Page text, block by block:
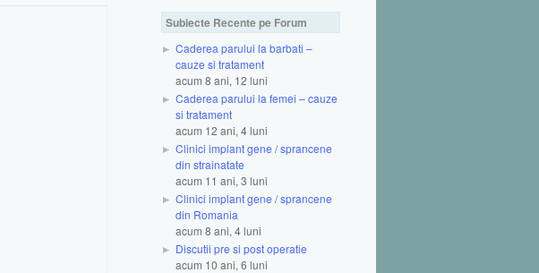
Subiecte Recente pe Forum
Caderea parului la barbati –
cauze si tratament
acum 8 ani, 12 luni
Caderea parului la femei – cauze
si tratament
acum 12 ani, 4 luni
Clinici implant gene / sprancene
din strainatate
acum 11 ani, 3 luni
Clinici implant gene / sprancene
din Romania
acum 8 ani, 4 luni
Discutii pre si post operatie
acum 10 ani, 6 luni